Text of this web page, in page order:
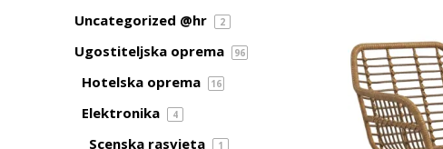
Uncategorized @hr 2
Ugostiteljska oprema 96
Hotelska oprema 16
Elektronika 4
Scenska rasvjeta 1